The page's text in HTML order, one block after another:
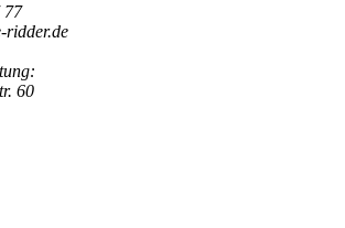
77
ridder.de
60